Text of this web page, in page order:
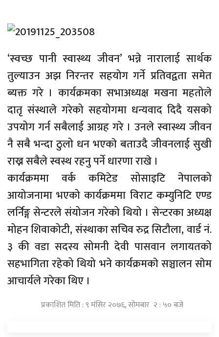
‘स्वच्छ पानी स्वास्थ्य जीवन’ भन्ने नारालाई सार्थक
तुल्याउन अझ निरन्तर सहयोग गर्ने प्रतिवद्वता समेत
ब्यक्त गरे । कार्यक्रमका सभाअध्यक्ष मखना महतोले
दातृ संस्थाले गरेको सहयोगमा धन्यवाद दिदै यसको
उपयोग गर्न सबैलाई आग्रह गरे । उनले स्वास्थ्य जीवन
नै सबै भन्दा ठुलो धन भएकाे बताउदै जीवनलाई सुखी
राख्न सबैले स्वस्थ रहनु पर्ने धारणा राखे ।
कार्यक्रममा वर्क कमिटेड सोसाइटि नेपालको
आयोजनामा भएको कार्यक्रममा विराट कम्युनिटि एण्ड
लर्निङ्ग सेन्टरले संयोजन गरेको थियो । सेन्टरका अध्यक्ष
मोहन शिवाकोटी, संस्थाका सचिव रुद्र सिटौला, वार्ड नं.
३ की वडा सदस्य सोमनी देवी पासवान लगायतको
सहभागिता रहेको थियो भने कार्यक्रमकाे सञ्चालन साेम
आचार्यले गरेका थिए ।
प्रकाशित मिति : ९ मंसिर २०७६, सोमबार २ : ५० बजे